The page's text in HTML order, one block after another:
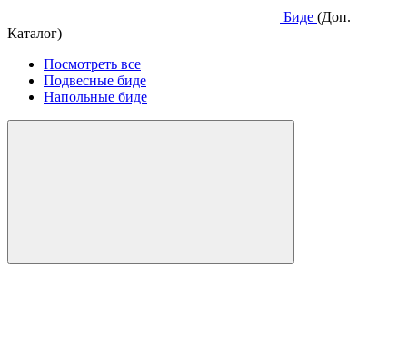
Биде (Доп.
Каталог)
Посмотреть все
Подвесные биде
Напольные биде